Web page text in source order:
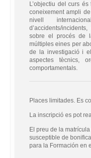
L’objectiu del curs
coneixement ampli
nivell
d’accidents/
sobre el procés de
múltiples eines per
de la investigació i
aspectes tècnics,
comportamentals.
Places limitades. Es
La inscripció es pot
El preu de la
susceptible de
para la Formación en